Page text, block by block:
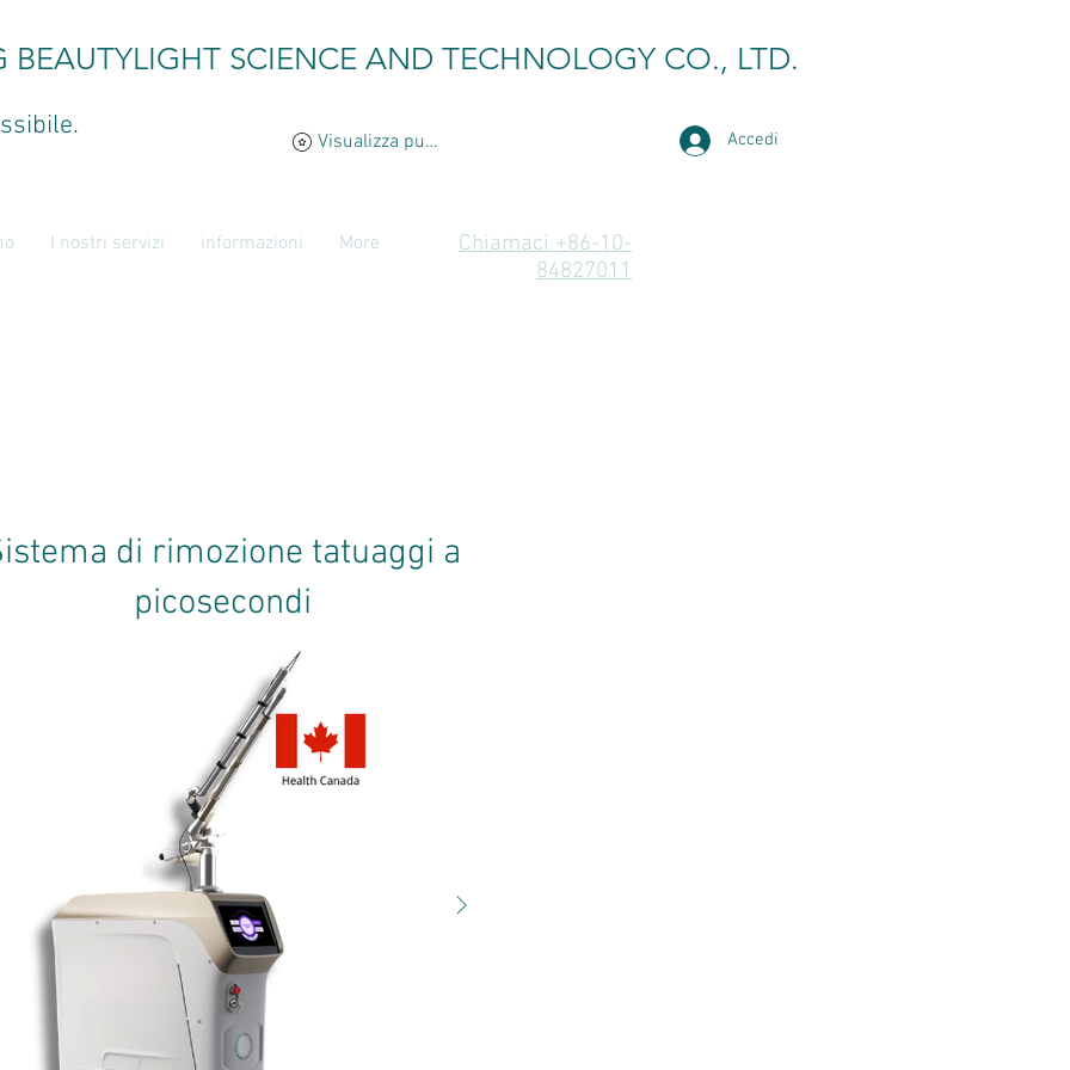
BEAUTYLIGHT SCIENCE AND TECHNOLOGY CO., LTD.
Visualizza punti Accedi
I nostri servizi informazioni More
Chiamaci +86-10-
84827011
di rimozione tatuaggi a
picosecondi